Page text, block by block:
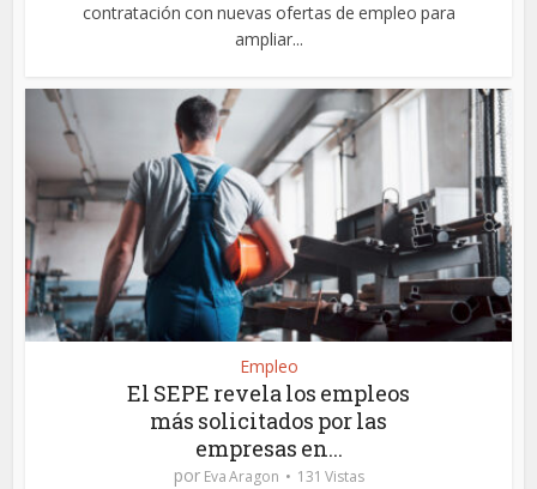
contratación con nuevas ofertas de empleo para
ampliar...
Empleo
El SEPE revela los empleos
más solicitados por las
empresas en...
por Eva Aragon 131 Vistas